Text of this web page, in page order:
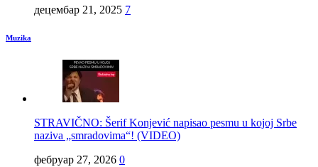
децембар 21, 2025 7
Muzika
STRAVIČNO: Šerif Konjević napisao pesmu u kojoj Srbe
naziva „smradovima“! (VIDEO)
фебруар 27, 2026 0